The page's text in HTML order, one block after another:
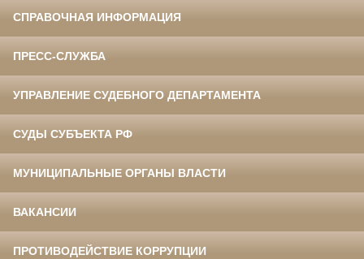
СПРАВОЧНАЯ ИНФОРМАЦИЯ
ПРЕСС-СЛУЖБА
УПРАВЛЕНИЕ СУДЕБНОГО ДЕПАРТАМЕНТА
СУДЫ СУБЪЕКТА РФ
МУНИЦИПАЛЬНЫЕ ОРГАНЫ ВЛАСТИ
ВАКАНСИИ
ПРОТИВОДЕЙСТВИЕ КОРРУПЦИИ